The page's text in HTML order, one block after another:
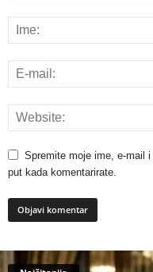
Spremite moje ime, e-mail
put kada komentarirate.